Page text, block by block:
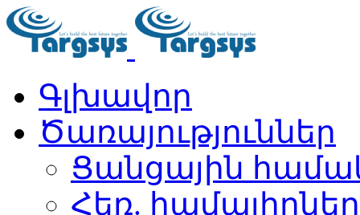
Գլխավոր
Ծառայություններ
Ցանցային
Հեռ. համալիրներ